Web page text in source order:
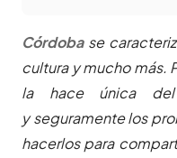
Córdobase
cultura y mucho más.
la hace única
y seguramente los
hacerlos para